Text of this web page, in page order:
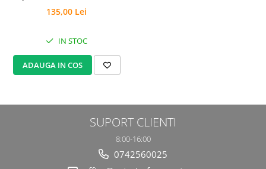
150x200x1 cm, medie-subtire
135,00 Lei
IN STOC
ADAUGA IN COS
SUPORT CLIENTI
8:00-16:00
0742560025